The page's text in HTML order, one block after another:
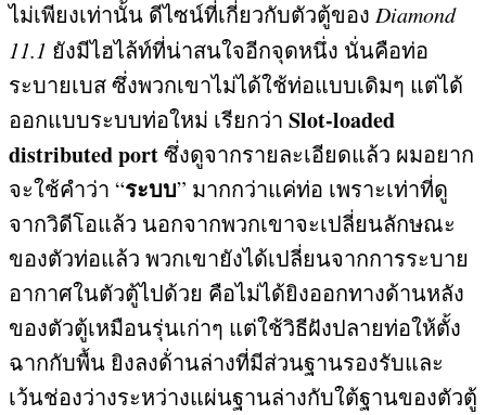
ไม่เพียงเท่านั้น ดีไซน์ที่เกี่ยวกับตัวตู้ของ Diamond
11.1 ยังมีไฮไล้ท์ที่น่าสนใจอีกจุดหนึ่ง นั่นคือท่อ
ระบายเบส ซึ่งพวกเขาไม่ได้ใช้ท่อแบบเดิมๆ แต่ได้
ออกแบบระบบท่อใหม่ เรียกว่า Slot-loaded
distributed portซึ่งดูจากรายละเอียดแล้ว ผมอยาก
จะใช้คำว่า “ระบบ” มากกว่าแค่ท่อ เพราะเท่าที่ดู
จากวิดีโอแล้ว นอกจากพวกเขาจะเปลี่ยนลักษณะ
ของตัวท่อแล้ว พวกเขายังได้เปลี่ยนจากการระบาย
อากาศในตัวตู้ไปด้วย คือไม่ได้ยิงออกทางด้านหลัง
ของตัวตู้เหมือนรุ่นเก่าๆ แต่ใช้วิธีฝังปลายท่อให้ตั้ง
ฉากกับพื้น ยิงลงด้่านล่างที่มีส่วนฐานรองรับและ
เว้นช่องว่างระหว่างแผ่นฐานล่างกับใต้ฐานของตัวตู้